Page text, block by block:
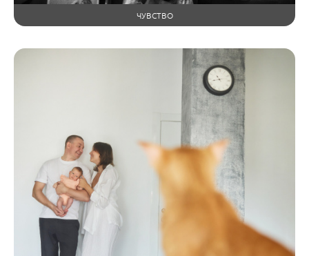
ЧУВСТВО